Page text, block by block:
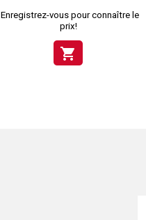
Enregistrez-vous pour connaître le
prix!
shopping_cart